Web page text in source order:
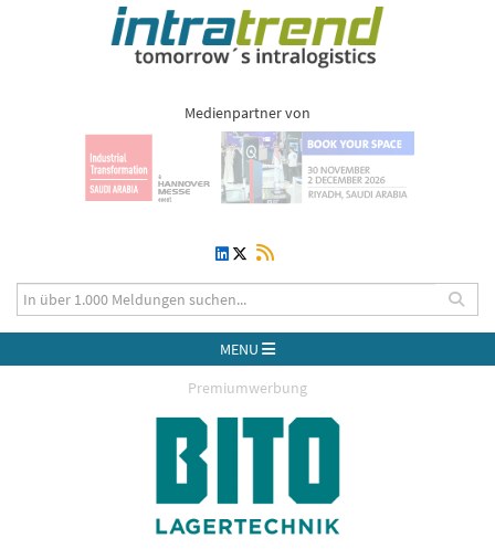
Medienpartner von
MENU
Premiumwerbung